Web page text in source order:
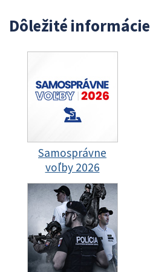
Dôležité informácie
Samosprávne
voľby 2026